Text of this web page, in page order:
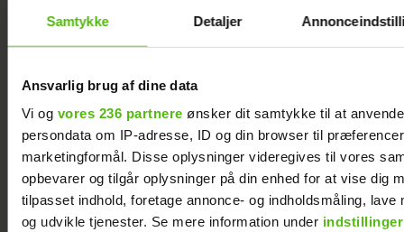
Samtykke Detaljer
Ansvarlig brug af dine data
Vi og vores 236 partnere ønsker dit samtykke til at
persondata om IP-adresse, ID og din browser til
marketingformål. Disse oplysninger videregives til vores
opbevarer og tilgår oplysninger på din enhed for at vise dig
tilpasset indhold, foretage annonce- og indholdsmåling, lave
og udvikle tjenester. Se mere information under indstillinger